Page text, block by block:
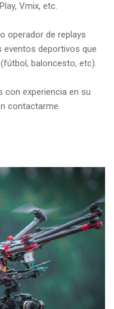
Vmix, etc.
operador de replays
eventos deportivos que
baloncesto, etc).
con experiencia en su
contactarme.